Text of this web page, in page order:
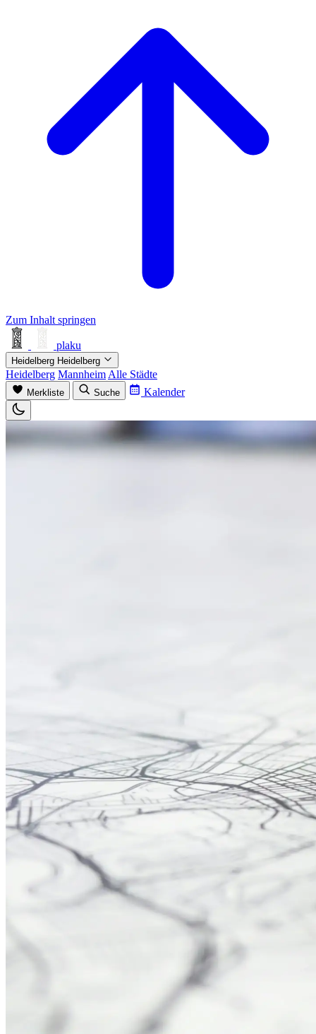
Zum Inhalt springen
plaku
Heidelberg Heidelberg
Heidelberg Mannheim Alle Städte
Merkliste Suche Kalender